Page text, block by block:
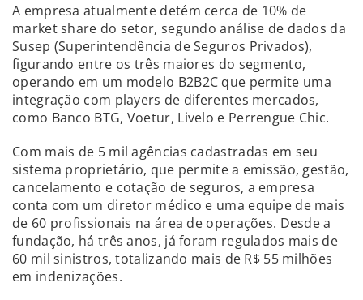
A empresa atualmente detém cerca de 10% de
market share do setor, segundo análise de dados da
Susep (Superintendência de Seguros Privados),
figurando entre os três maiores do segmento,
operando em um modelo B2B2C que permite uma
integração com players de diferentes mercados,
como Banco BTG, Voetur, Livelo e Perrengue Chic.
Com mais de 5 mil agências cadastradas em seu
sistema proprietário, que permite a emissão, gestão,
cancelamento e cotação de seguros, a empresa
conta com um diretor médico e uma equipe de mais
de 60 profissionais na área de operações. Desde a
fundação, há três anos, já foram regulados mais de
60 mil sinistros, totalizando mais de R$ 55 milhões
em indenizações.